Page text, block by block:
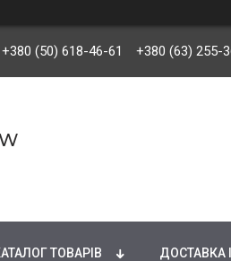
+380 (50) 618-46-61 +380 (63) 255-
ТОВАРІВ ДОСТАВКА